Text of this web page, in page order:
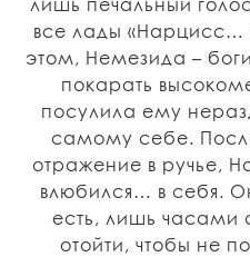
все лады
этом, Немезида –
покарать
посулила ему
самому себе.
отражение в ручье,
влюбился… в себя.
есть, лишь часами
отойти, чтобы не